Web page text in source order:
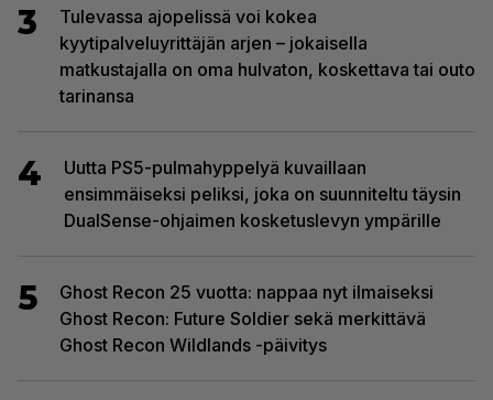
3
Tulevassa ajopelissä voi kokea
kyytipalveluyrittäjän arjen – jokaisella
matkustajalla on oma hulvaton, koskettava tai outo
tarinansa
4
Uutta PS5-pulmahyppelyä kuvaillaan
ensimmäiseksi peliksi, joka on suunniteltu täysin
DualSense-ohjaimen kosketuslevyn ympärille
5
Ghost Recon 25 vuotta: nappaa nyt ilmaiseksi
Ghost Recon: Future Soldier sekä merkittävä
Ghost Recon Wildlands -päivitys